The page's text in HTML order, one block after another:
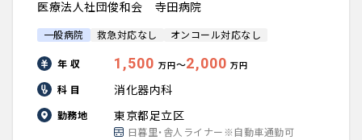
医療法人社団俊和会 寺田病院
一般病院 救急対応なし オンコール対応なし
年 収 1,500 万円〜2,000 万円
科 目 消化器内科
勤務地 東京都足立区
日暮里・舎人ライナー※自動車通勤可